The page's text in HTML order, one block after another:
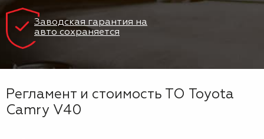
Заводская гарантия на
авто сохраняется
Регламент и стоимость ТО Toyota
Camry V40